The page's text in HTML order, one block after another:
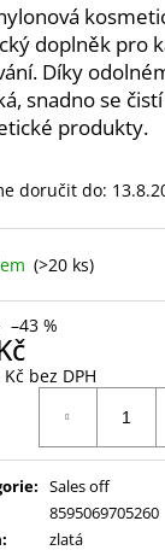
doplněk pro
Díky
snadno se
produkty.
doručit do:
(>20 ks)
–43 %
bez DPH
: Sales off
8595069705260
: zlatá